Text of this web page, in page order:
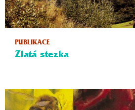
PUBLIKACE
Zlatá stezka